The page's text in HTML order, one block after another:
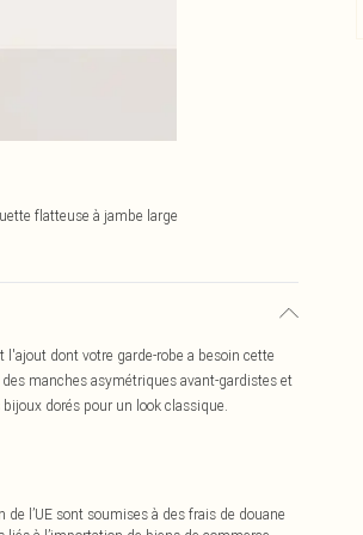
flatteuse à jambe large
dont votre garde-robe a besoin cette
manches asymétriques avant-gardistes et
dorés pour un look classique.
l’UE sont soumises à des frais de douane